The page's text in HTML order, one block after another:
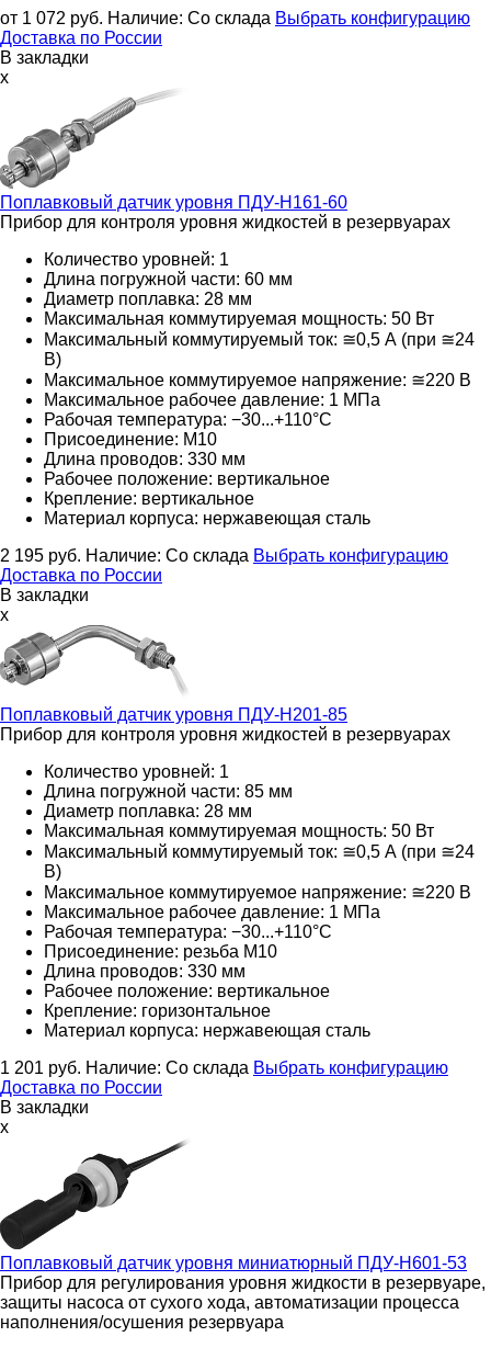
от 1 072 руб. Наличие: Со склада Выбрать конфигурацию
Доставка по России
В закладки
x
Поплавковый датчик уровня ПДУ-Н161-60
Прибор для контроля уровня жидкостей в резервуарах
Количество уровней: 1
Длина погружной части: 60 мм
Диаметр поплавка: 28 мм
Максимальная коммутируемая мощность: 50 Вт
Максимальный коммутируемый ток: ≅0,5 А (при ≅24
В)
Максимальное коммутируемое напряжение: ≅220 В
Максимальное рабочее давление: 1 МПа
Рабочая температура: −30...+110°С
Присоединение: M10
Длина проводов: 330 мм
Рабочее положение: вертикальное
Крепление: вертикальное
Материал корпуса: нержавеющая сталь
2 195 руб. Наличие: Со склада Выбрать конфигурацию
Доставка по России
В закладки
x
Поплавковый датчик уровня ПДУ-Н201-85
Прибор для контроля уровня жидкостей в резервуарах
Количество уровней: 1
Длина погружной части: 85 мм
Диаметр поплавка: 28 мм
Максимальная коммутируемая мощность: 50 Вт
Максимальный коммутируемый ток: ≅0,5 А (при ≅24
В)
Максимальное коммутируемое напряжение: ≅220 В
Максимальное рабочее давление: 1 МПа
Рабочая температура: −30...+110°С
Присоединение: резьба M10
Длина проводов: 330 мм
Рабочее положение: вертикальное
Крепление: горизонтальное
Материал корпуса: нержавеющая сталь
1 201 руб. Наличие: Со склада Выбрать конфигурацию
Доставка по России
В закладки
x
Поплавковый датчик уровня миниатюрный ПДУ-Н601-53
Прибор для регулирования уровня жидкости в резервуаре,
защиты насоса от сухого хода, автоматизации процесса
наполнения/осушения резервуара